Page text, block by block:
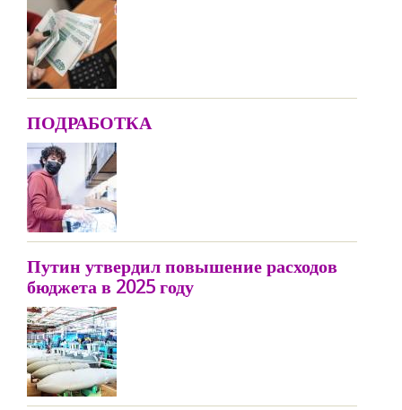
ПОДРАБОТКА
Путин утвердил повышение расходов
бюджета в 2025 году